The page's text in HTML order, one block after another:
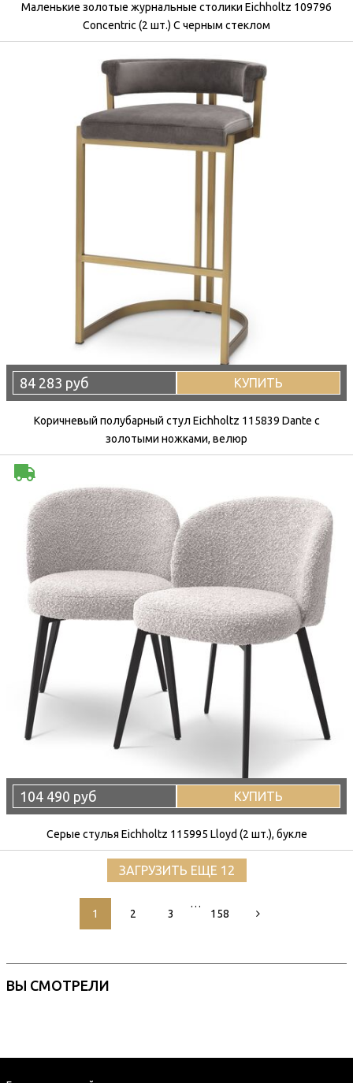
Маленькие золотые журнальные столики Eichholtz 109796
Concentric (2 шт.) С черным стеклом
84 283 руб КУПИТЬ
Коричневый полубарный стул Eichholtz 115839 Dante с
золотыми ножками, велюр
104 490 руб КУПИТЬ
Серые стулья Eichholtz 115995 Lloyd (2 шт.), букле
ЗАГРУЗИТЬ ЕЩЕ 12
1 2 3
…
158
ВЫ СМОТРЕЛИ